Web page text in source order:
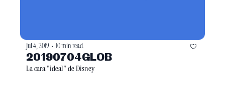
Jul 4, 2019 • 10 min read
20190704GLOB
La cara "ideal" de Disney